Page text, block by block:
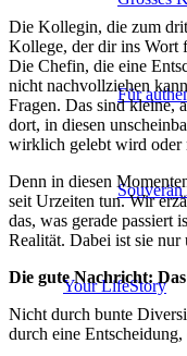
Für
Your LifeStory
Die Kollegin, die zum
Kollege, der dir ins Wort
Die Chefin, die eine
nicht nachvollziehen
Fragen. Das sind kleine,
dort, in diesen
wirklich gelebt wird oder
Denn in diesen
seit Urzeiten tun. Wir
das, was gerade passiert
Realität. Dabei ist sie nur
Die gute Nachricht:
Nicht durch bunte
durch eine